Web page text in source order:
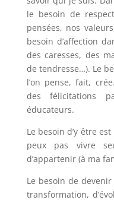
le besoin de
pensées, nos
besoin d’affection
des caresses, des
de tendresse…). Le
l’on pense, fait,
des félicitations
éducateurs.
Le besoin d’y être
peux pas vivre
d’appartenir (à ma
Le besoin de
transformation,